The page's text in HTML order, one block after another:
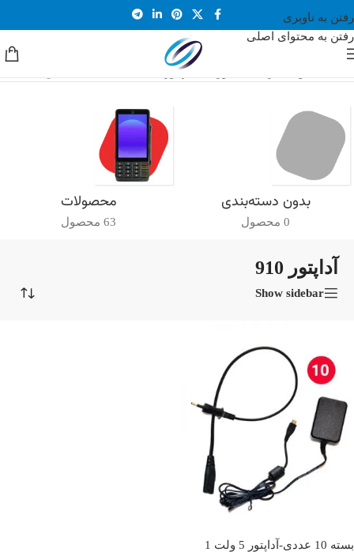
رفتن به ناوبری
رفتن به محتوای اصلی
محصولات برچسب خورده “آداپتور 910”
بدون دسته‌بندی
0 محصول
محصولات
63 محصول
آداپتور 910
Show sidebar
بسته 10 عددی-آداپتور 5 ولت 1